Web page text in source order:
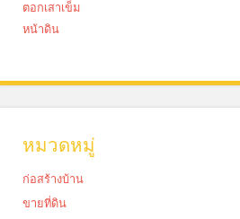
ตอกเสาเข็ม
หน้าดิน
หมวดหมู่
ก่อสร้างบ้าน
ขายที่ดิน